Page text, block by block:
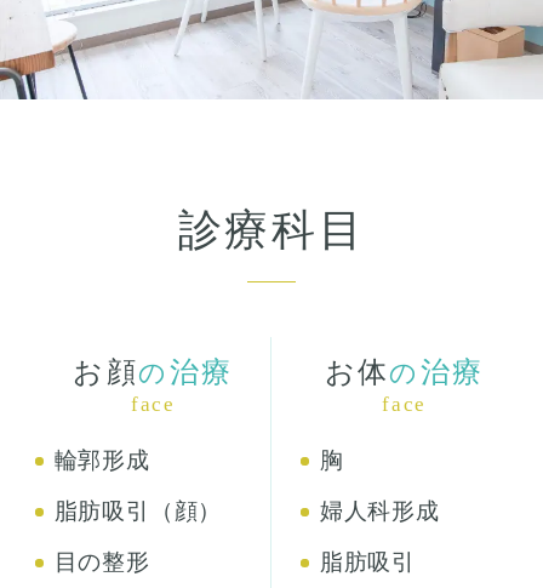
診療科目
お顔の 治療
face
輪郭形成
脂肪吸引（顔）
目の整形
お体の 治療
face
胸
婦人科形成
脂肪吸引